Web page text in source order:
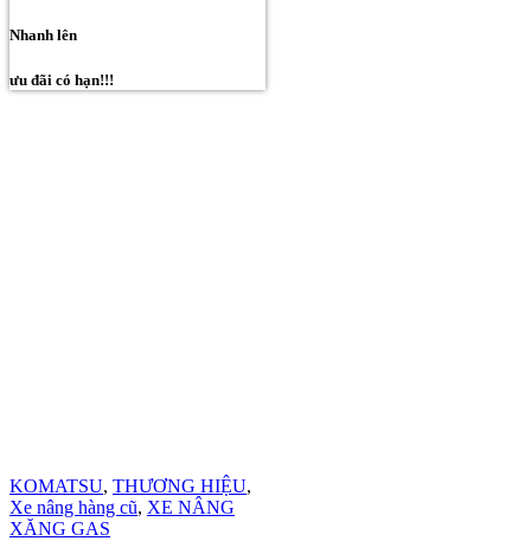
Nhanh lên
ưu đãi có hạn!!!
KOMATSU, THƯƠNG HIỆU,
Xe nâng hàng cũ, XE NÂNG
XĂNG GAS